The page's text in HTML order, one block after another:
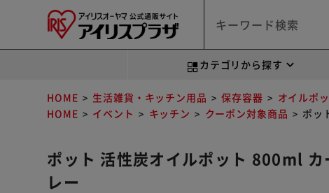
カテゴリから探す
HOME 生活雑貨・キッチン用品 保存容器 オイルポ
HOME
イベント キッチン クーポン対象商品 ポッ
ポット 活性炭オイルポット 800ml
レー